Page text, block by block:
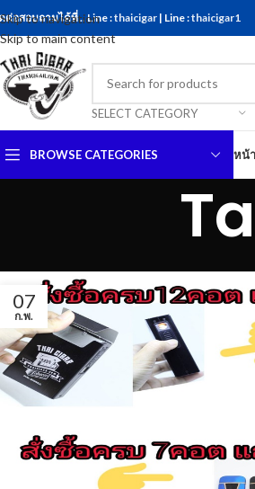
Skip to navigation
Skip to main content
ต่อสอบถามได้ที่ .. Line :thaicigar | Line :thaicigar1
SELECT CATEGORY
BROWSE CATEGORIES หน้
07
ก.พ.